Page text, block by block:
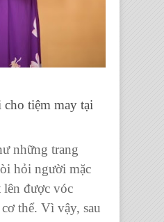
cho tiệm may tại
những trang
hỏi người mặc
lên được vóc
thể. Vì vậy, sau